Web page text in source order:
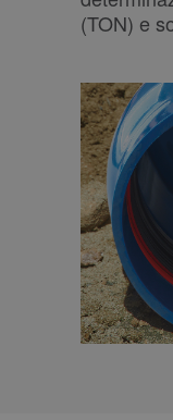
(TON) e